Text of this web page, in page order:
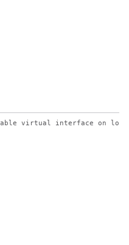
Enable virtual interface on